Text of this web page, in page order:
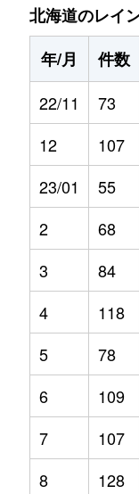
北海道のレイ
年/月
件数
22/11
73
12
107
23/01
55
2
68
3
84
4
118
5
78
6
109
7
107
8
128